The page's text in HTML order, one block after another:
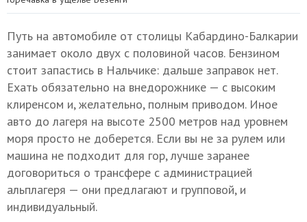
Путь на автомобиле от столицы Кабардино-Балкарии
занимает около двух с половиной часов. Бензином
стоит запастись в Нальчике: дальше заправок нет.
Ехать обязательно на внедорожнике — с высоким
клиренсом и, желательно, полным приводом. Иное
авто до лагеря на высоте 2500 метров над уровнем
моря просто не доберется. Если вы не за рулем или
машина не подходит для гор, лучше заранее
договориться о трансфере с администрацией
альплагеря — они предлагают и групповой, и
индивидуальный.